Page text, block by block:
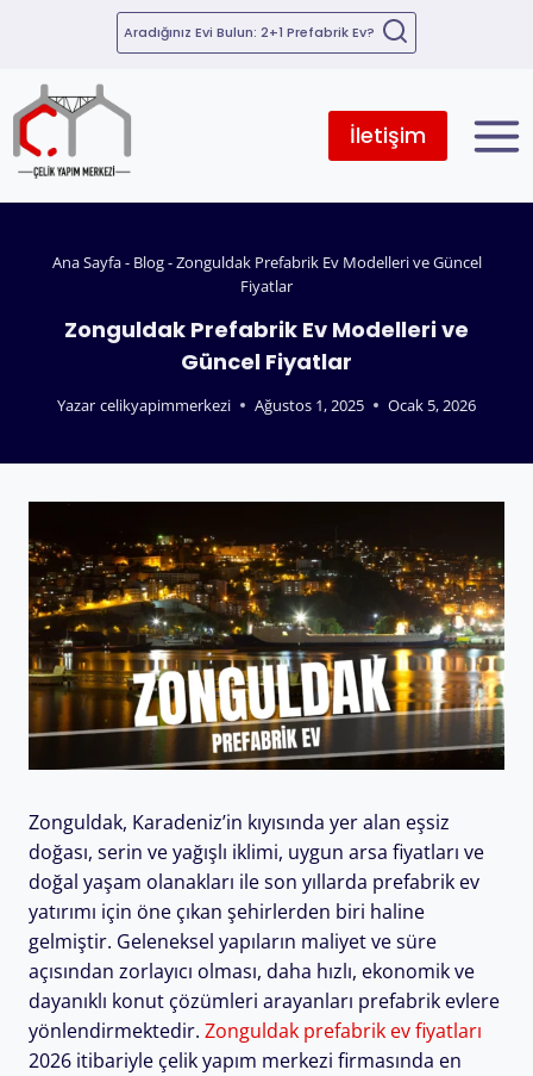
Aradığınız Evi Bulun: 2+1 Prefabrik Ev?
İletişim
Ana Sayfa- Blog-Zonguldak Prefabrik Ev Modelleri ve Güncel
Fiyatlar
Zonguldak Prefabrik Ev Modelleri ve
Güncel Fiyatlar
Yazar celikyapimmerkezi Ağustos 1, 2025 Ocak 5, 2026
Zonguldak, Karadeniz’in kıyısında yer alan eşsiz
doğası, serin ve yağışlı iklimi, uygun arsa fiyatları ve
doğal yaşam olanakları ile son yıllarda prefabrik ev
yatırımı için öne çıkan şehirlerden biri haline
gelmiştir. Geleneksel yapıların maliyet ve süre
açısından zorlayıcı olması, daha hızlı, ekonomik ve
dayanıklı konut çözümleri arayanları prefabrik evlere
yönlendirmektedir. Zonguldak prefabrik ev fiyatları
2026 itibariyle çelik yapım merkezi firmasında en